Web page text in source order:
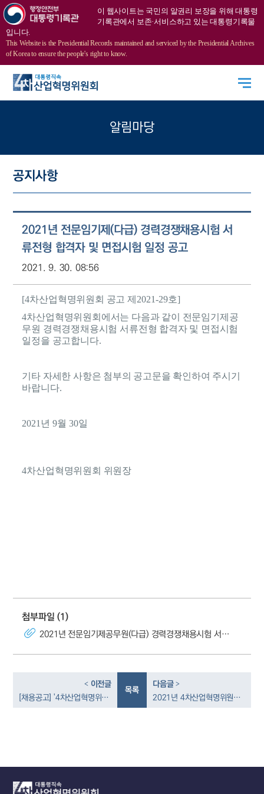
이 웹사이트는 국민의 알권리 보장을 위해 대통령
기록관에서 보존·서비스하고 있는 대통령기록물
입니다.
This Website is the Presidential Records maintained and serviced by the Presidential Archives
of Korea to ensure the people's right to know.
알림마당
공지사항
2021년 전문임기제(다급) 경력경쟁채용시험 서
류전형 합격자 및 면접시험 일정 공고
2021. 9. 30. 08:56
[4차산업혁명위원회 공고 제 2021-29호]
4차산업혁명위원회에서는 다음과 같이 전문임기제공
무원 경력경쟁채용시험 서류전형 합격자 및 면접시험
일정을 공고합니다.
기타 자세한 사항은 첨부의 공고문을 확인하여 주시기
바랍니다.
2021 년9월 30일
4차산업혁명위원회 위원장
첨부파일(1)
2021년 전문임기제공무원(다급) 경력경쟁채용시험 서류전형 합격자 및 면접시험 일정 공고.pdf
<이전글
[채용공고] '4차산업혁명위원회 홍보'분야 전문임기제공무원(다급 1명)
목록 다음글>
2021년 4차산업혁명위원회 전문임기제공무원(다급) 경력경쟁채용시험 최종합격자 공고